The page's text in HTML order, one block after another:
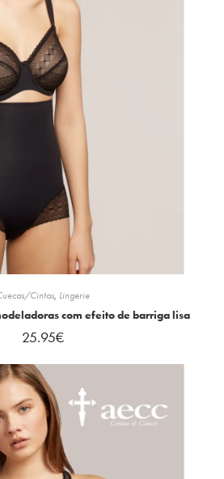
Cintas, Lingerie
com efeito de barriga lisa
25.95€